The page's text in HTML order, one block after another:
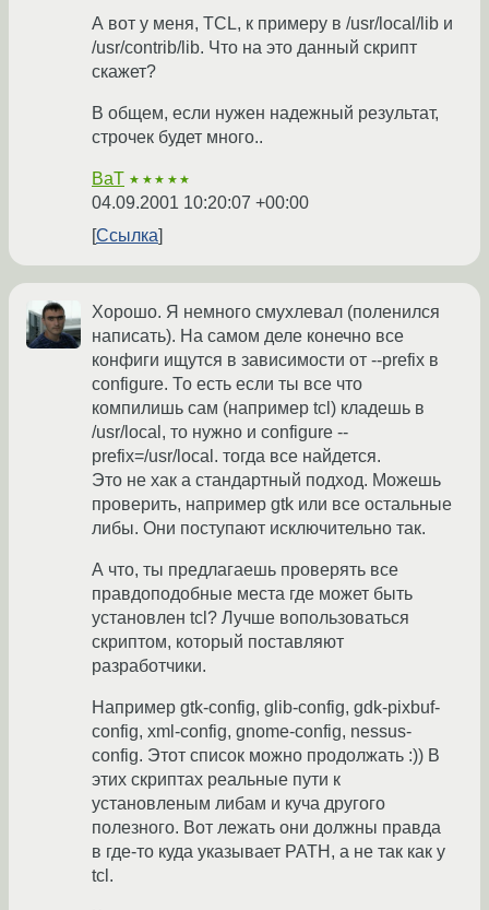
А вот у меня, TCL, к примеру в /usr/local/lib и
/usr/contrib/lib. Что на это данный скрипт
скажет?
В общем, если нужен надежный результат,
строчек будет много..
BaT ★★★★★
04.09.2001 10:20:07 +00:00
Ссылка
Хорошо. Я немного смухлевал (поленился
написать). На самом деле конечно все
конфиги ищутся в зависимости от --prefix в
configure. То есть если ты все что
компилишь сам (например tcl) кладешь в
/usr/local, то нужно и configure --
prefix=/usr/local. тогда все найдется.
Это не хак а стандартный подход. Можешь
проверить, например gtk или все остальные
либы. Они поступают исключительно так.
А что, ты предлагаешь проверять все
правдоподобные места где может быть
установлен tcl? Лучше вопользоваться
скриптом, который поставляют
разработчики.
Например gtk-config, glib-config, gdk-pixbuf-
config, xml-config, gnome-config, nessus-
config. Этот список можно продолжать :)) В
этих скриптах реальные пути к
установленым либам и куча другого
полезного. Вот лежать они должны правда
в где-то куда указывает PATH, а не так как у
tcl.